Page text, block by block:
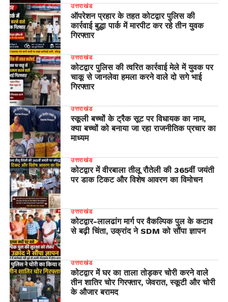
उत्तराखंड
ऑपरेशन प्रहार के तहत कोटद्वार पुलिस की
कार्रवाई बुद्धा पार्क में मारपीट कर रहे तीन युवक
गिरफ्तार
उत्तराखंड
कोटद्वार पुलिस की त्वरित कार्रवाई मेले में युवक पर
चाकू से जानलेवा हमला करने वाले दो सगे भाई
गिरफ्तार
उत्तराखंड
स्कूली बच्चों के ट्रैक सूट पर विधायक का नाम,
क्या बच्चों को बनाया जा रहा राजनीतिक प्रचार का
माध्यम
उत्तराखंड
कोटद्वार में वीरबाला तीलू रौतेली की 365वीं जयंती
पर डाक टिकट और विशेष आवरण का विमोचन
उत्तराखंड
​कोटद्वार-लालढांग मार्ग पर वैकल्पिक पुल के कटाव
से बढ़ी चिंता, उक्रांद ने SDM को सौंपा ज्ञापन
उत्तराखंड
कोटद्वार में घर का ताला तोड़कर चोरी करने वाले
तीन शातिर चोर गिरफ्तार, जेवरात, स्कूटी और चोरी
के औजार बरामद